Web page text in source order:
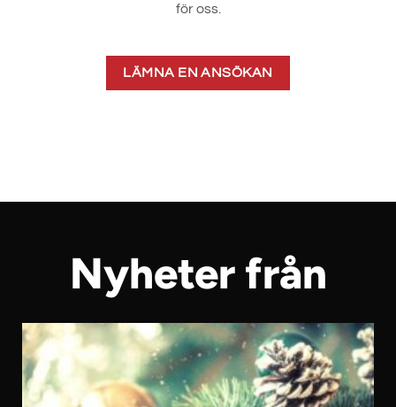
för oss.
LÄMNA EN ANSÖKAN
Nyheter från